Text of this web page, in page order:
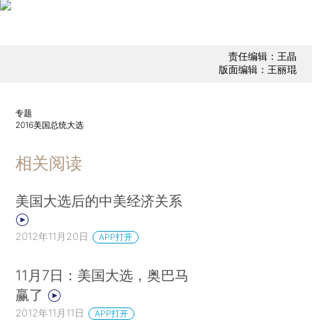
责任编辑：王晶
版面编辑：王丽琨
专题
2016美国总统大选
相关阅读
美国大选后的中美经济关系
2012年11月20日 APP打开
11月7日：美国大选，奥巴马
赢了
2012年11月11日 APP打开